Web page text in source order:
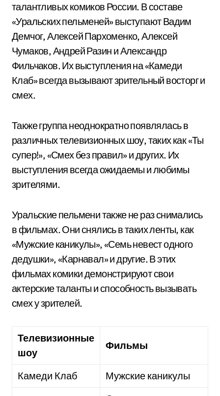
талантливых комиков России. В составе
«Уральских пельменей» выступают Вадим
Демчог, Алексей Пархоменко, Алексей
Чумаков, Андрей Разин и Александр
Фильчаков. Их выступления на «Камеди
Клаб» всегда вызывают зрительный восторг и
смех.
Также группа неоднократно появлялась в
различных телевизионных шоу, таких как «Ты
супер!», «Смех без правил» и других. Их
выступления всегда ожидаемы и любимы
зрителями.
Уральские пельмени также не раз снимались
в фильмах. Они снялись в таких ленты, как
«Мужские каникулы», «Семь невест одного
дедушки», «Карнавал» и другие. В этих
фильмах комики демонстрируют свои
актерские таланты и способность вызывать
смех у зрителей.
Телевизионные
шоу
Фильмы
Камеди Клаб
Мужские каникулы